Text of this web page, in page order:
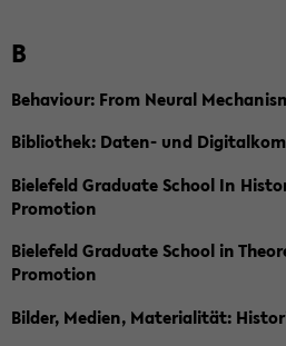
B
Behaviour: From Neural
Bibliothek: Daten- und
Bielefeld Graduate School In
Promotion
Bielefeld Graduate School in
Promotion
Bilder, Medien, Materialität: